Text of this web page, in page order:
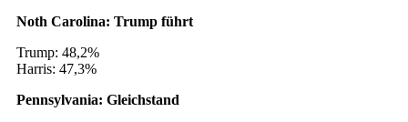
Noth Carolina: Trump führt
Trump: 48,2%
Harris: 47,3%
Pennsylvania: Gleichstand